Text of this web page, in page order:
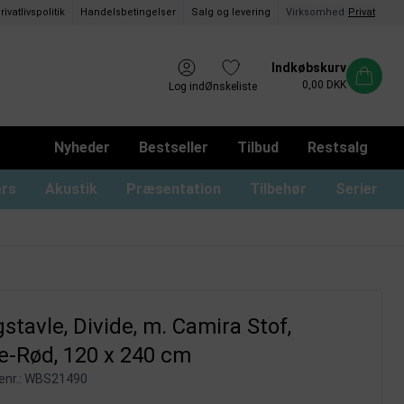
Handelsbetingelser Salg og levering Virksomhed Privat
Log ind Ønskeliste
Indkøbskurv
0,00 DKK
Nyheder Bestseller Tilbud Restsalg
Akustik Præsentation Tilbehør Serier
Divide, m. Camira Stof,
Rød, 120 x 240 cm
WBS21490